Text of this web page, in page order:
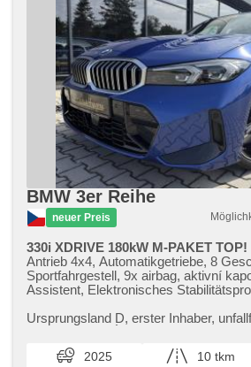
BMW 3er Reihe
neuer Preis
330i XDRIVE 180kW M-PAKET TOP!
Antrieb 4x4, Automatikgetriebe, 8
Sportfahrgestell, 9x airbag, aktivní
Assistent, Elektronisches
Geschwindigkeitsregelung von der
Spur, Blind Spot Anzeige, asistent
změny jízdního pruhu, asistent jízdy v
Ursprungsland D,​ erster Inhaber,​
PAKET,​ ADAPTIVNÍ TEMPOM...
2025 10 tkm